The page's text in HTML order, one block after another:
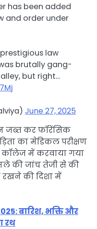
has been added
and order under
law
brutally gang-
but right…
June 27, 2025
जब्त कर फॉरेंसिक
का मेडिकल परीक्षण
में करवाया गया
की जांच तेजी से की
रखने की दिशा में
बारिश, भक्ति और
रथ